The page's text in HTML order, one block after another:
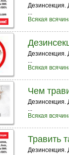
Дезинсекция.
...
Всякая
Дезинсекция.
...
Всякая
Чем
Дезинсекция.
...
Всякая
Травить
Дезинсекция.